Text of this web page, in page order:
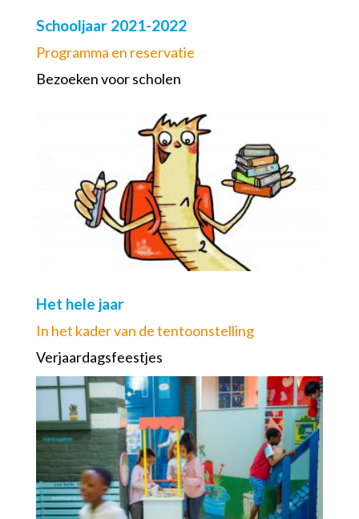
Schooljaar 2021-2022
Programma en reservatie
Bezoeken voor scholen
Het hele jaar
In het kader van de tentoonstelling
Verjaardagsfeestjes